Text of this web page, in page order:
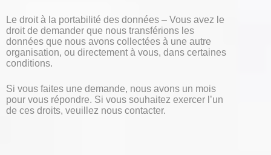
Le droit à la portabilité des données – Vous avez le
droit de demander que nous transférions les
données que nous avons collectées à une autre
organisation, ou directement à vous, dans certaines
conditions.
Si vous faites une demande, nous avons un mois
pour vous répondre. Si vous souhaitez exercer l’un
de ces droits, veuillez nous contacter.